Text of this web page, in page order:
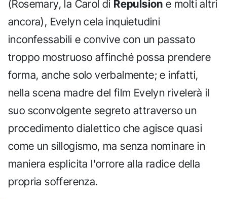
(Rosemary, la Carol di Repulsion e molti altri
ancora), Evelyn cela inquietudini
inconfessabili e convive con un passato
troppo mostruoso affinché possa prendere
forma, anche solo verbalmente; e infatti,
nella scena madre del film Evelyn rivelerà il
suo sconvolgente segreto attraverso un
procedimento dialettico che agisce quasi
come un sillogismo, ma senza nominare in
maniera esplicita l'orrore alla radice della
propria sofferenza.